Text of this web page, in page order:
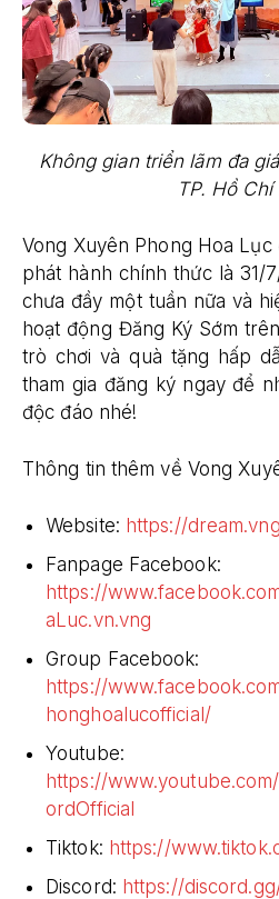
Không gian triển lãm đa
TP. Hồ Chí
Vong Xuyên Phong Hoa
phát hành chính thức là 31/
chưa đầy một tuần nữa và
hoạt động Đăng Ký Sớm
trò chơi và quà tặng hấp
tham gia đăng ký ngay để
độc đáo nhé!
Thông tin thêm về Vong
Website: https://
Fanpage Facebook:
https://
aLuc.vn.vng
Group Facebook:
https://
honghoalucofficial/
Youtube:
https://
ordOfficial
Tiktok: https://
Discord: https://